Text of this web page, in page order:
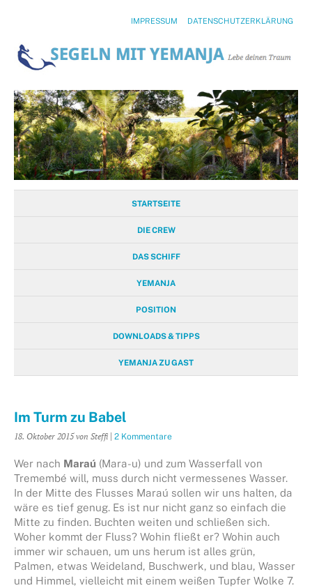
IMPRESSUM DATENSCHUTZERKLÄRUNG
STARTSEITE
DIE CREW
DAS SCHIFF
YEMANJA
POSITION
DOWNLOADS & TIPPS
YEMANJA ZU GAST
Im Turm zu Babel
18. Oktober 2015von Steffi 2 Kommentare
Wer nach Maraú (Mara-u) und zum Wasserfall von
Tremembé will, muss durch nicht vermessenes Wasser.
In der Mitte des Flusses Maraú sollen wir uns halten, da
wäre es tief genug. Es ist nur nicht ganz so einfach die
Mitte zu finden. Buchten weiten und schließen sich.
Woher kommt der Fluss? Wohin fließt er? Wohin auch
immer wir schauen, um uns herum ist alles grün,
Palmen, etwas Weideland, Buschwerk, und blau, Wasser
und Himmel, vielleicht mit einem weißen Tupfer Wolke 7.